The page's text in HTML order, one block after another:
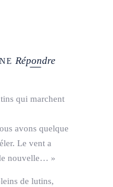
Répondre
qui marchent
avons quelque
Le vent a
nouvelle… »
de lutins,